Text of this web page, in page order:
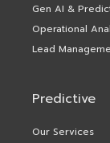
Gen AI &
Operational
Lead
Predictive
Our Services